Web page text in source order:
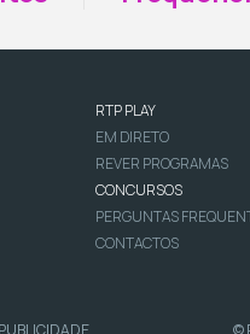
RTP PLAY
EM DIRETO
REVER PROGRAMAS
CONCURSOS
PERGUNTAS
CONTACTOS
PUBLICIDADE ©